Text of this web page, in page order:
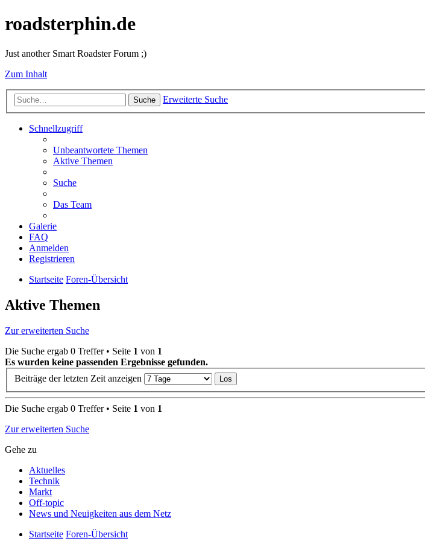
roadsterphin.de
Just another Smart Roadster Forum ;)
Zum Inhalt
Suche Erweiterte Suche
Schnellzugriff
Unbeantwortete Themen
Aktive Themen
Suche
Das Team
Galerie
FAQ
Anmelden
Registrieren
Startseite Foren-Übersicht
Aktive Themen
Zur erweiterten Suche
Die Suche ergab 0 Treffer • Seite 1 von 1
Es wurden keine passenden Ergebnisse gefunden.
Beiträge der letzten Zeit anzeigen
Die Suche ergab 0 Treffer • Seite 1 von 1
Zur erweiterten Suche
Gehe zu
Aktuelles
Technik
Markt
Off-topic
News und Neuigkeiten aus dem Netz
Startseite Foren-Übersicht